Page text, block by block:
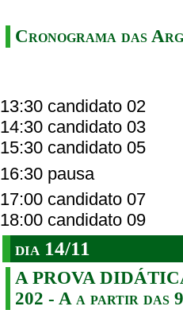
Cronograma das
13:30 candidato 02
14:30 candidato 03
15:30 candidato 05
16:30 pausa
17:00 candidato 07
18:00 candidato 09
dia 14/11
A PROVA
202 - A a partir das